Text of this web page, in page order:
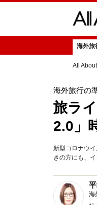
海外旅
All About
海外旅行の
旅ラ
2.0」
新型コロナウ
きの方にも、
海